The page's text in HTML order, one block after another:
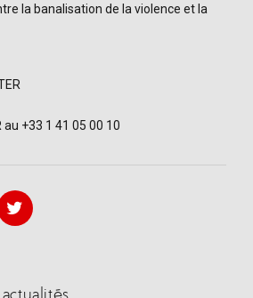
la banalisation de la violence et la
au +33 1 41 05 00 10